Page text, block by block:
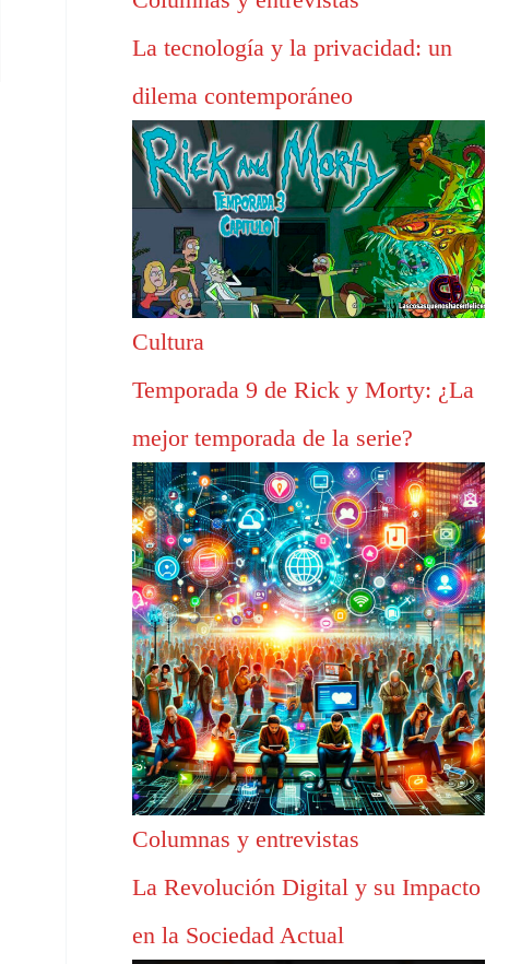
La tecnología y la privacidad: un
dilema contemporáneo
Cultura
Temporada 9 de Rick y Morty: ¿La
mejor temporada de la serie?
Columnas y entrevistas
La Revolución Digital y su Impacto
en la Sociedad Actual